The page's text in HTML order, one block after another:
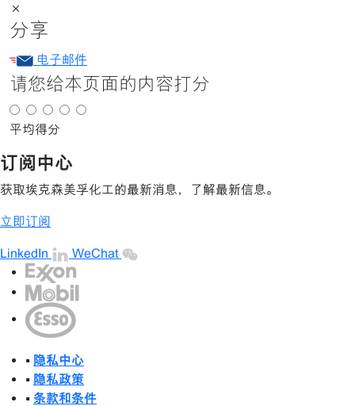
×
分享
电子邮件
请您给本页面的内容打分
平均得分
订阅中心
获取埃克森美孚化工的最新消息，了解最新信息。
立即订阅
LinkedIn WeChat
• 隐私中心
• 隐私政策
• 条款和条件